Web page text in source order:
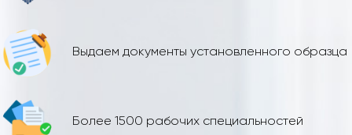
Выдаем документы установленного образца
Более 1500 рабочих специальностей